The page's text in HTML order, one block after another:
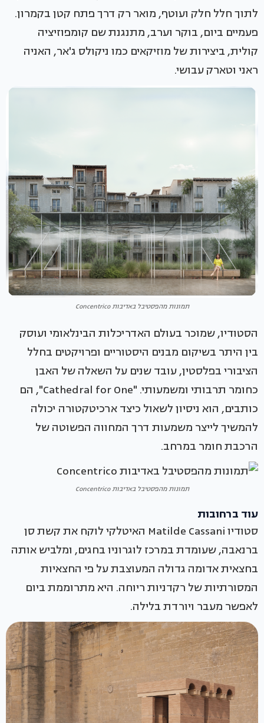
לתוך חלל חלק ועוטף, מואר רק דרך פתח קטן בקמרון.
פעמיים ביום, בוקר וערב, מתנגנת שם קומפוזיציה
קולית, ביצירות של מוזיקאים כמו ניקולס ג'אר, האניה
ראני וטארק עבושי.
תמונות מהפסטיבל באדיבות Concentrico
הסטודיו, שמוכר בעולם האדריכלות הבינלאומי ועוסק
בין היתר בשיקום מבנים היסטוריים ופרויקטים בחלל
הציבורי בפלסטין, עובד שנים על השאלה של האבן
כחומר תרבותי ומשמעותי. "Cathedral for One", הם
כותבים, הוא ניסיון לשאול כיצד ארכיטקטורה יכולה
להמשיך לייצר משמעות דרך המחווה הפשוטה של
הרכבת חומר במרחב.
תמונות מהפסטיבל באדיבות Concentrico
עוד ברחובות
סטודיו Matilde Cassani האיטלקי לוקח את קשת סן
ברנאבה, שעומדת במרכז לוגרוניו בחגים, ומלביש אותה
בחצאית אדומה גדולה המעוצבת על פי החצאיות
המסורתיות של רקדניות ריוחה. היא מתרוממת ביום
לאפשר מעבר ויורדת בלילה.